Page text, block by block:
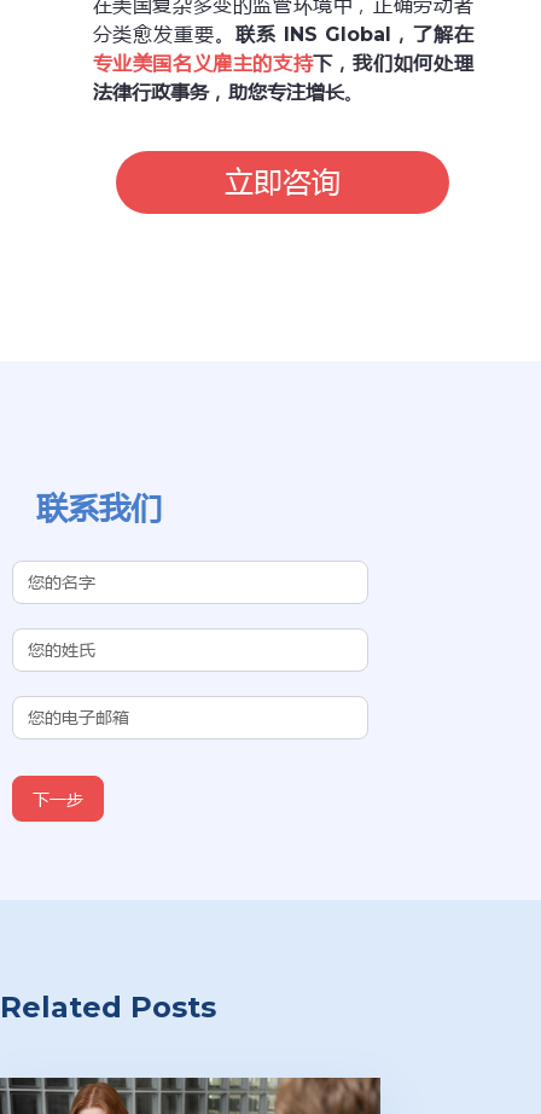
在美国复杂多变的监管环境中，正确劳动者
分类愈发重要。联系 INS Global，了解在
专业美国名义雇主的支持下，我们如何处理
法律行政事务，助您专注增长。
立即咨询
联系我们
Contact Us
(Chinese
Subdomain)
下一步
Related Posts